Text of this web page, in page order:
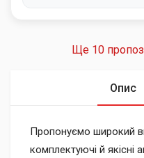
Опис
Пропонуємо широкий
комплектуючі й якісні